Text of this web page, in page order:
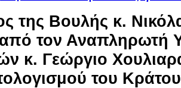
της Βουλής κ.
τον Αναπληρωτή
κ. Γεώργιο
του